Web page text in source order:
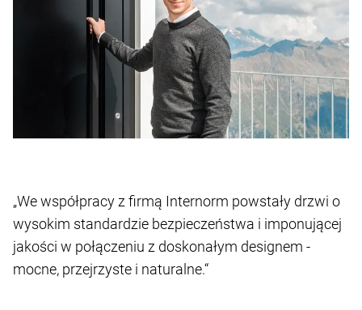
„We współpracy z firmą Internorm powstały drzwi o
wysokim standardzie bezpieczeństwa i imponującej
jakości w połączeniu z doskonałym designem -
mocne, przejrzyste i naturalne.“